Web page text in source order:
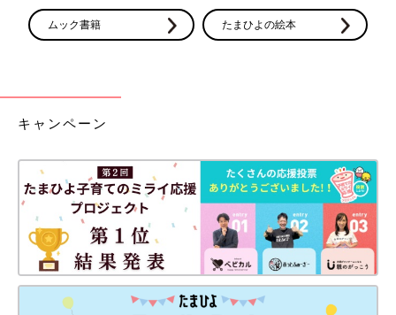
ムック書籍 たまひよの絵本
キャンペーン